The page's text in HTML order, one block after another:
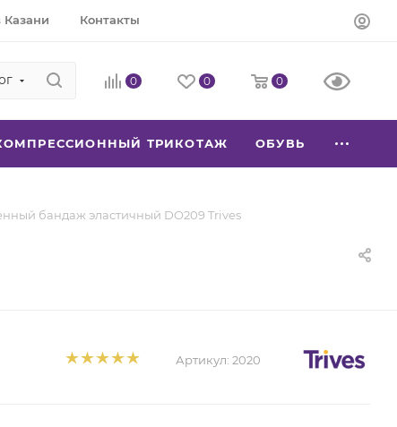
Контакты
0 0 0
ТРИКОТАЖ ОБУВЬ
бандаж эластичный DO209 Trives
Артикул: 2020